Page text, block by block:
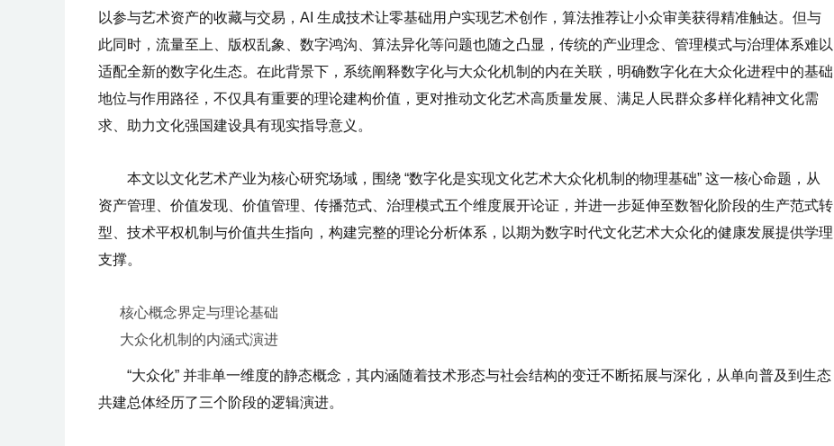
以参与艺术资产的收藏与交易，AI 生成技术让零基础用户实现艺术创作，算法推荐让小众审美获得精准触达。但与
此同时，流量至上、版权乱象、数字鸿沟、算法异化等问题也随之凸显，传统的产业理念、管理模式与治理体系难以
适配全新的数字化生态。在此背景下，系统阐释数字化与大众化机制的内在关联，明确数字化在大众化进程中的基础
地位与作用路径，不仅具有重要的理论建构价值，更对推动文化艺术高质量发展、满足人民群众多样化精神文化需
求、助力文化强国建设具有现实指导意义。
本文以文化艺术产业为核心研究场域，围绕 “数字化是实现文化艺术大众化机制的物理基础” 这一核心命题，从
资产管理、价值发现、价值管理、传播范式、治理模式五个维度展开论证，并进一步延伸至数智化阶段的生产范式转
型、技术平权机制与价值共生指向，构建完整的理论分析体系，以期为数字时代文化艺术大众化的健康发展提供学理
支撑。
核心概念界定与理论基础
大众化机制的内涵式演进
“大众化” 并非单一维度的静态概念，其内涵随着技术形态与社会结构的变迁不断拓展与深化，从单向普及到生态
共建总体经历了三个阶段的逻辑演进。